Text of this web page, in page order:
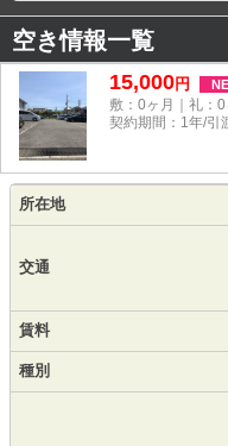
空き情報一覧
15,000円
敷：0ヶ月｜礼：0
契約期間：1年/引
所在地
交通
賃料
種別